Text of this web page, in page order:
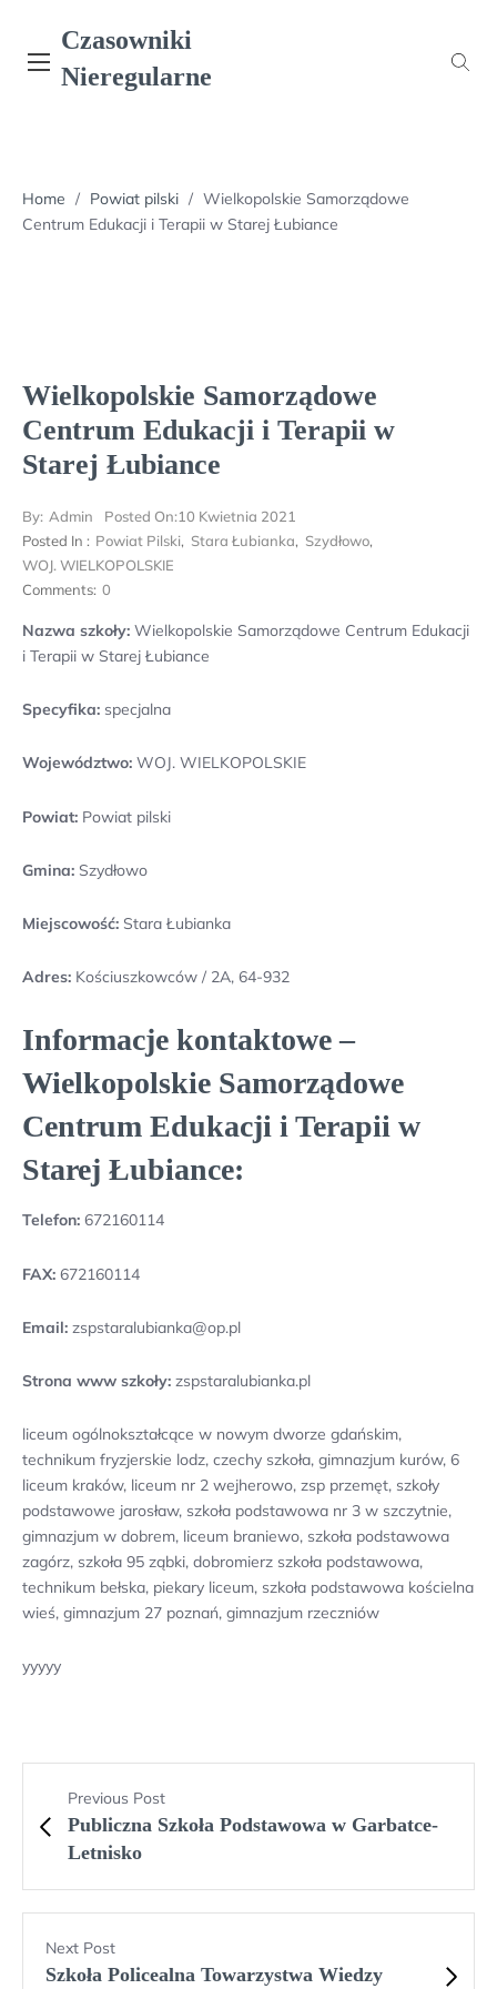
content
Czasowniki
Nieregularne
Home / Powiat pilski / Wielkopolskie Samorządowe
Centrum Edukacji i Terapii w Starej Łubiance
Wielkopolskie Samorządowe
Centrum Edukacji i Terapii w
Starej Łubiance
By: Admin Posted On:10 Kwietnia 2021
Posted In : Powiat Pilski, Stara Łubianka, Szydłowo,
WOJ. WIELKOPOLSKIE
Comments: 0
Nazwa szkoły: Wielkopolskie Samorządowe Centrum Edukacji
i Terapii w Starej Łubiance
Specyfika: specjalna
Województwo: WOJ. WIELKOPOLSKIE
Powiat: Powiat pilski
Gmina: Szydłowo
Miejscowość: Stara Łubianka
Adres: Kościuszkowców / 2A, 64-932
Informacje kontaktowe –
Wielkopolskie Samorządowe
Centrum Edukacji i Terapii w
Starej Łubiance:
Telefon: 672160114
FAX: 672160114
Email: zspstaralubianka@op.pl
Strona www szkoły: zspstaralubianka.pl
liceum ogólnokształcące w nowym dworze gdańskim,
technikum fryzjerskie lodz, czechy szkoła, gimnazjum kurów, 6
liceum kraków, liceum nr 2 wejherowo, zsp przemęt, szkoły
podstawowe jarosław, szkoła podstawowa nr 3 w szczytnie,
gimnazjum w dobrem, liceum braniewo, szkoła podstawowa
zagórz, szkoła 95 ząbki, dobromierz szkoła podstawowa,
technikum bełska, piekary liceum, szkoła podstawowa kościelna
wieś, gimnazjum 27 poznań, gimnazjum rzeczniów
yyyyy
Previous Post
Publiczna Szkoła Podstawowa w Garbatce-
Letnisko
Next Post
Szkoła Policealna Towarzystwa Wiedzy